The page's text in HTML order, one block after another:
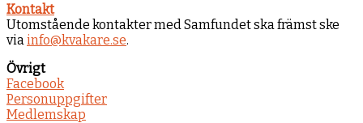
Kontakt
Utomstående kontakter med Samfundet ska främst ske
viainfo@kvakare.se.
Övrigt
Facebook
Personuppgifter
Medlemskap